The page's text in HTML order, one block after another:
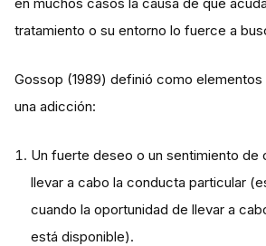
tratamiento o su entorno lo fuerce a
Gossop (1989) definió como
una adicción:
Un fuerte deseo o un sentimiento de
llevar a cabo la conducta particular
cuando la oportunidad de llevar a
está disponible).